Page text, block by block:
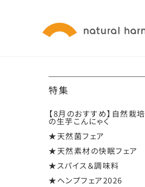
特集
【8月のおすすめ】自然栽培
の生芋こんにゃく
★天然菌フェア
★天然素材の快眠フェア
★スパイス＆調味料
★ヘンプフェア2026